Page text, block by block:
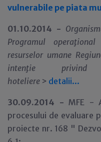
vulnerabile pe piata
01.10.2014 -
Programul operaţional
resurselor umane
intenţie
hoteliere > detalii...
30.09.2014 - MFE -
procesului de evaluare
proiecte nr. 168 "